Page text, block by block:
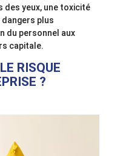
des yeux, une toxicité
dangers plus
du personnel aux
capitale.
RISQUE
?